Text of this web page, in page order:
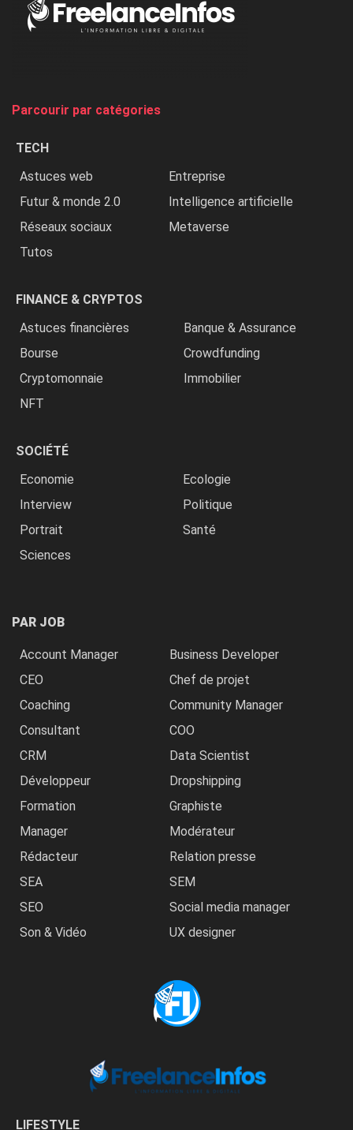
Nigeria,
Parcourir par catégories
TECH
Astuces web
Entreprise
Futur & monde 2.0
Intelligence artificielle
Réseaux sociaux
Metaverse
Tutos
FINANCE & CRYPTOS
Astuces financières
Banque & Assurance
Bourse
Crowdfunding
Cryptomonnaie
Immobilier
NFT
SOCIÉTÉ
Economie
Ecologie
Interview
Politique
Portrait
Santé
Sciences
PAR JOB
Account Manager
Business Developer
CEO
Chef de projet
Coaching
Community Manager
Consultant
COO
CRM
Data Scientist
Développeur
Dropshipping
Formation
Graphiste
Manager
Modérateur
Rédacteur
Relation presse
SEA
SEM
SEO
Social media manager
Son & Vidéo
UX designer
LIFESTYLE